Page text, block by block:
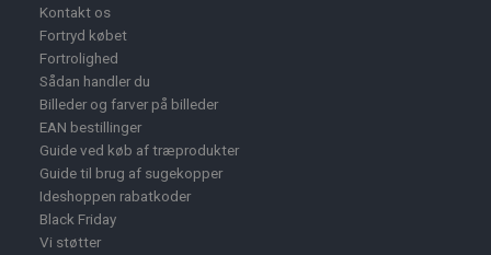
Kontakt os
Fortryd købet
Fortrolighed
Sådan handler du
Billeder og farver på billeder
EAN bestillinger
Guide ved køb af træprodukter
Guide til brug af sugekopper
Ideshoppen rabatkoder
Black Friday
Vi støtter